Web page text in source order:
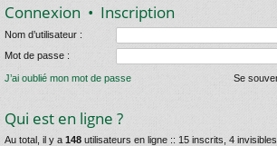
Connexion • Inscription
Nom d’utilisateur :
Mot de passe :
J’ai oublié mon mot de passe Se
Qui est en ligne ?
Au total, il y a 148 utilisateurs en ligne :: 15 inscrits, 4